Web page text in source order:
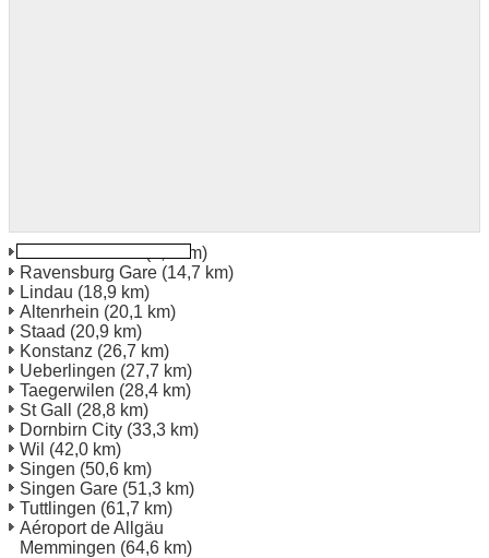
(2,6 km)
Ravensburg Gare (14,7 km)
Lindau (18,9 km)
Altenrhein (20,1 km)
Staad (20,9 km)
Konstanz (26,7 km)
Ueberlingen (27,7 km)
Taegerwilen (28,4 km)
St Gall
(28,8 km)
Dornbirn City (33,3 km)
Wil (42,0 km)
Singen (50,6 km)
Singen Gare (51,3 km)
Tuttlingen (61,7 km)
Aéroport de Allgäu
Memmingen (64,6 km)